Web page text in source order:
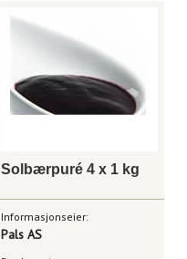
Solbærpuré 4 x 1 kg
Informasjonseier:
Pals AS